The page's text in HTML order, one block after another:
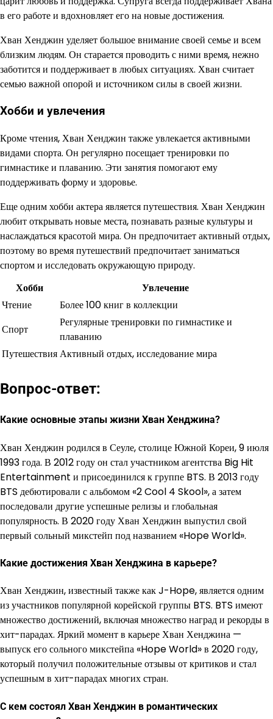
в его работе и вдохновляет его на новые достижения.
Хван Хенджин уделяет большое внимание своей семье и всем
близким людям. Он старается проводить с ними время, нежно
заботится и поддерживает в любых ситуациях. Хван считает
семью важной опорой и источником силы в своей жизни.
Хобби и увлечения
Кроме чтения, Хван Хенджин также увлекается активными
видами спорта. Он регулярно посещает тренировки по
гимнастике и плаванию. Эти занятия помогают ему
поддерживать форму и здоровье.
Еще одним хобби актера является путешествия. Хван Хенджин
любит открывать новые места, познавать разные культуры и
наслаждаться красотой мира. Он предпочитает активный отдых,
поэтому во время путешествий предпочитает заниматься
спортом и исследовать окружающую природу.
Хобби
Увлечение
Чтение
Более 100 книг в коллекции
Спорт
Регулярные тренировки по гимнастике и
плаванию
ПутешествияАктивный отдых, исследование мира
Вопрос-ответ:
Какие основные этапы жизни Хван Хенджина?
Хван Хенджин родился в Сеуле, столице Южной Кореи, 9 июля
1993 года. В 2012 году он стал участником агентства Big Hit
Entertainment и присоединился к группе BTS. В 2013 году
BTS дебютировали с альбомом «2 Cool 4 Skool», а затем
последовали другие успешные релизы и глобальная
популярность. В 2020 году Хван Хенджин выпустил свой
первый сольный микстейп под названием «Hope World».
Какие достижения Хван Хенджина в карьере?
Хван Хенджин, известный также как J-Hope, является одним
из участников популярной корейской группы BTS. BTS имеют
множество достижений, включая множество наград и рекорды в
хит-парадах. Яркий момент в карьере Хван Хенджина —
выпуск его сольного микстейпа «Hope World» в 2020 году,
который получил положительные отзывы от критиков и стал
успешным в хит-парадах многих стран.
С кем состоял Хван Хенджин в романтических